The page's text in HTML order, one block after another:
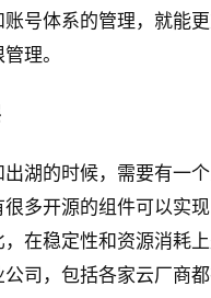
号体系的管理，就能
理。
湖的时候，需要有一
多开源的组件可以实
，在稳定性和资源消耗
公司，包括各家云厂商